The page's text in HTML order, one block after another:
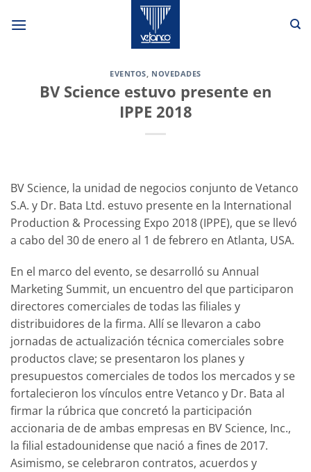
EVENTOS, NOVEDADES
BV Science estuvo presente en
IPPE 2018
BV Science, la unidad de negocios conjunto de Vetanco
S.A. y Dr. Bata Ltd. estuvo presente en la International
Production & Processing Expo 2018 (IPPE), que se llevó
a cabo del 30 de enero al 1 de febrero en Atlanta, USA.
En el marco del evento, se desarrolló su Annual
Marketing Summit, un encuentro del que participaron
directores comerciales de todas las filiales y
distribuidores de la firma. Allí se llevaron a cabo
jornadas de actualización técnica comerciales sobre
productos clave; se presentaron los planes y
presupuestos comerciales de todos los mercados y se
fortalecieron los vínculos entre Vetanco y Dr. Bata al
firmar la rúbrica que concretó la participación
accionaria de de ambas empresas en BV Science, Inc.,
la filial estadounidense que nació a fines de 2017.
Asimismo, se celebraron contratos, acuerdos y